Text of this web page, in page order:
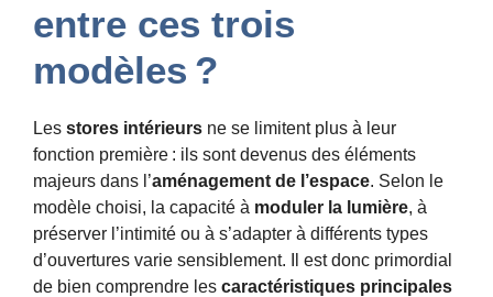
entre ces trois
modèles ?
Les stores intérieurs ne se limitent plus à leur
fonction première : ils sont devenus des éléments
majeurs dans l’aménagement de l’espace. Selon le
modèle choisi, la capacité à moduler la lumière, à
préserver l’intimité ou à s’adapter à différents types
d’ouvertures varie sensiblement. Il est donc primordial
de bien comprendre les caractéristiques principales